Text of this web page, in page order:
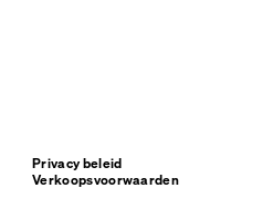
Privacy beleid
Verkoopsvoorwaarden